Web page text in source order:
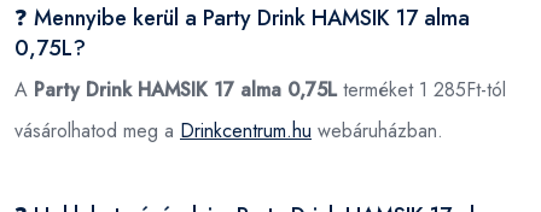
❓ Mennyibe kerül a Party Drink HAMSIK 17 alma
0,75L?
A Party Drink HAMSIK 17 alma 0,75Lterméket 1 285Ft-tól
vásárolhatod meg a Drinkcentrum.hu webáruházban.